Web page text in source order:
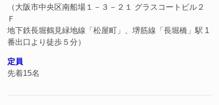
（大阪市中央区南船場１－３－２１ グラスコートビル２
Ｆ
地下鉄長堀鶴見緑地線「松屋町」、堺筋線「長堀橋」駅 1
番出口より徒歩５分）
定員
先着15名